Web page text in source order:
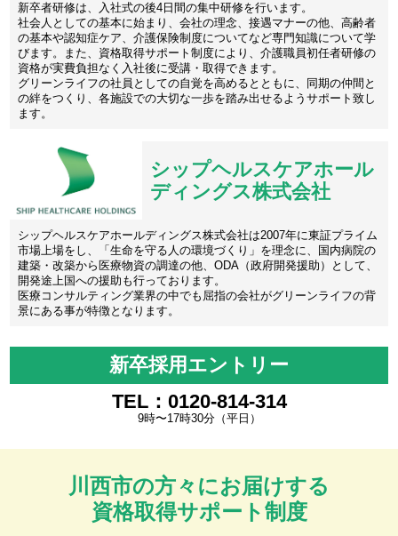
新卒者研修は、入社式の後4日間の集中研修を行います。
社会人としての基本に始まり、会社の理念、接遇マナーの他、高齢者
の基本や認知症ケア、介護保険制度についてなど専門知識について学
びます。また、資格取得サポート制度により、介護職員初任者研修の
資格が実費負担なく入社後に受講・取得できます。
グリーンライフの社員としての自覚を高めるとともに、同期の仲間と
の絆をつくり、各施設での大切な一歩を踏み出せるようサポート致し
ます。
シップヘルスケアホール
ディングス株式会社
シップヘルスケアホールディングス株式会社は2007年に東証プライム
市場上場をし、「生命を守る人の環境づくり」を理念に、国内病院の
建築・改築から医療物資の調達の他、ODA（政府開発援助）として、
開発途上国への援助も行っております。
医療コンサルティング業界の中でも屈指の会社がグリーンライフの背
景にある事が特徴となります。
新卒採用エントリー
TEL：0120-814-314
9時〜17時30分（平日）
川西市の方々にお届けする
資格取得サポート制度